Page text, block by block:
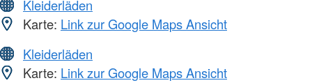
Kleiderläden
Karte: Link zur Google Maps Ansicht
Kleiderläden
Karte: Link zur Google Maps Ansicht